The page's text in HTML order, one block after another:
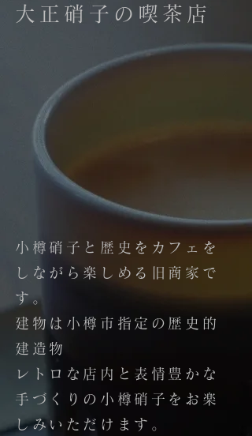
大正硝子の喫茶店
小樽硝子と歴史をカフェを
しながら楽しめる旧商家で
す。
建物は小樽市指定の歴史的
建造物
レトロな店内と表情豊かな
手づくりの小樽硝子をお楽
しみいただけます。